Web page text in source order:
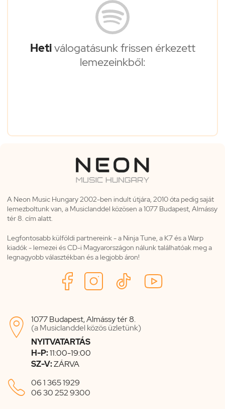
Hetiválogatásunk frissen érkezett
lemezeinkből:
A Neon Music Hungary 2002-ben indult útjára, 2010 óta pedig saját
lemezboltunk van, a Musiclanddel közösen a 1077 Budapest, Almássy
tér 8. cím alatt.
Legfontosabb külföldi partnereink - a Ninja Tune, a K7 és a Warp
kiadók - lemezei és CD-i Magyarországon nálunk találhatóak meg a
legnagyobb választékban és a legjobb áron!

1077 Budapest, Almássy tér 8.
(a Musiclanddel közös üzletünk)
NYITVATARTÁS
H-P:11:00-19:00
SZ-V:ZÁRVA
 06 1 365 1929
06 30 252 9300